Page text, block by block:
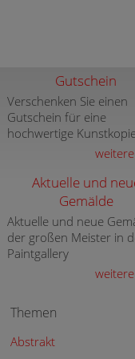
Gutschein
Verschenken Sie einen
Gutschein für eine
hochwertige
Aktuelle und
Gemälde
Aktuelle und neue
der großen Meister in
Paintgallery
Themen
Abstrakt